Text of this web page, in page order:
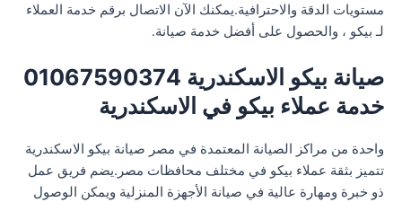
مستويات الدقة والاحترافية.يمكنك الآن الاتصال برقم خدمة العملاء
لـ بيكو ، والحصول على أفضل خدمة صيانة.
صيانة بيكو الاسكندرية 01067590374
خدمة عملاء بيكو في الاسكندرية
واحدة من مراكز الصيانة المعتمدة في مصر صيانة بيكو الاسكندرية
تتميز بثقة عملاء بيكو في مختلف محافظات مصر.يضم فريق عمل
ذو خبرة ومهارة عالية في صيانة الأجهزة المنزلية ويمكن الوصول